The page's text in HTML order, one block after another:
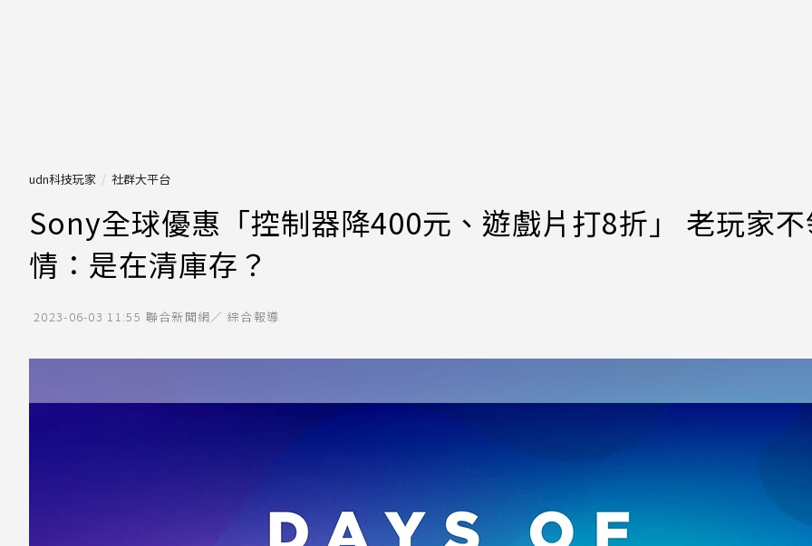
udn科技玩家 社群大平台
Sony全球優惠「控制器降400元、遊戲片打8折」 老玩家
情：是在清庫存？
2023-06-03 11:55 聯合新聞網／ 綜合報導